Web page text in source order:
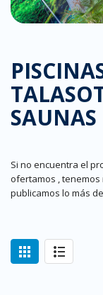
SAUNAS
Si no encuentra el
ofertamos , tenemos
publicamos lo más